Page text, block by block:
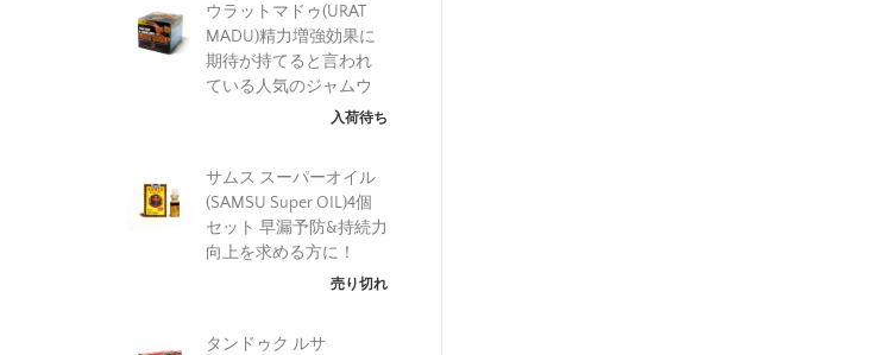
ウラットマドゥ(URAT
MADU)精力増強効果に
期待が持てると言われ
ている人気のジャムウ
入荷待ち
サムス スーパーオイル
(SAMSU Super OIL)4個
セット 早漏予防&持続力
向上を求める方に！
売り切れ
タンドゥク ルサ